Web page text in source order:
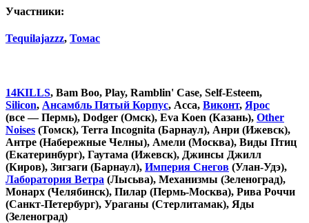
Участники:
Tequilajazzz, Томас
14KILLS, Bam Boo, Play, Ramblin' Case, Self-Esteem,
Silicon, Ансамбль Пятый Корпус, Асса, Виконт, Ярос
(все — Пермь), Dodger (Омск), Eva Koen (Казань), Other
Noises (Томск), Terra Incognita (Барнаул), Анри (Ижевск),
Антре (Набережные Челны), Амели (Москва), Виды Птиц
(Екатеринбург), Гаутама (Ижевск), Джинсы Джилл
(Киров), Зигзаги (Барнаул), Империя Снегов (Улан-Удэ),
Лаборатория Ветра (Лысьва), Механизмы (Зеленоград),
Монарх (Челябинск), Пилар (Пермь-Москва), Рива Роччи
(Санкт-Петербург), Ураганы (Стерлитамак), Яды
(Зеленоград)